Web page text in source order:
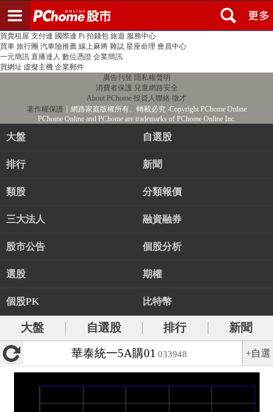
PChome首頁 線上購物 24h購物 書店
買賣租屋 支付連 國際連 Pi 拍錢包 旅遊 服務中心
買車 旅行團 汽車險推薦 線上麻將 雜誌 星座命理 會員中心
一元簡訊 直播達人 數位憑證 企業簡訊
買網址 虛擬主機 企業郵件
廣告刊登 隱私權聲明
消費者保護 兒童網路安全
About PChome 投資人聯絡 徵才
著作權保護 ｜網路家庭版權所有、轉載必究‧Copyright PChome Online
PChome Online and PChome are trademarks of PChome Online Inc.
大盤 自選股
排行 新聞
類股 分類報價
三大法人 融資融券
股市公告 個股分析
選股 期權
個股PK 比特幣
大盤 自選股 排行
新聞
華泰統一5A購01 033948 +自選